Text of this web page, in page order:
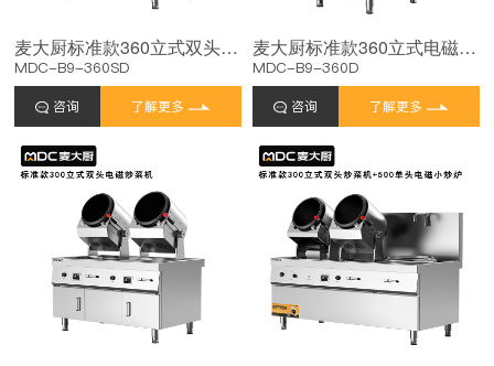
麦大厨标准款360立式双头电磁商用炒菜机
MDC-B9-360SD
咨询 了解更多
麦大厨标准款360立式电磁商用炒菜机
MDC-B9-360D
咨询 了解更多